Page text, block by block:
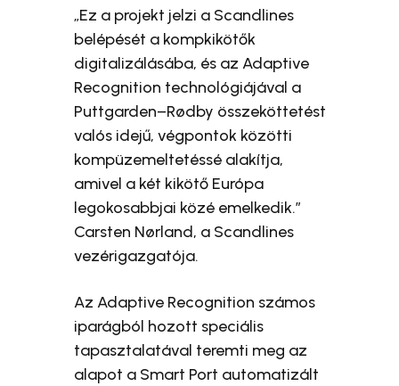
„Ez a projekt jelzi a Scandlines
belépését a kompkikötők
digitalizálásába, és az Adaptive
Recognition technológiájával a
Puttgarden–Rødby összeköttetést
valós idejű, végpontok közötti
kompüzemeltetéssé alakítja,
amivel a két kikötő Európa
legokosabbjai közé emelkedik.”
Carsten Nørland, a Scandlines
vezérigazgatója.
Az Adaptive Recognition számos
iparágból hozott speciális
tapasztalatával teremti meg az
alapot a Smart Port automatizált